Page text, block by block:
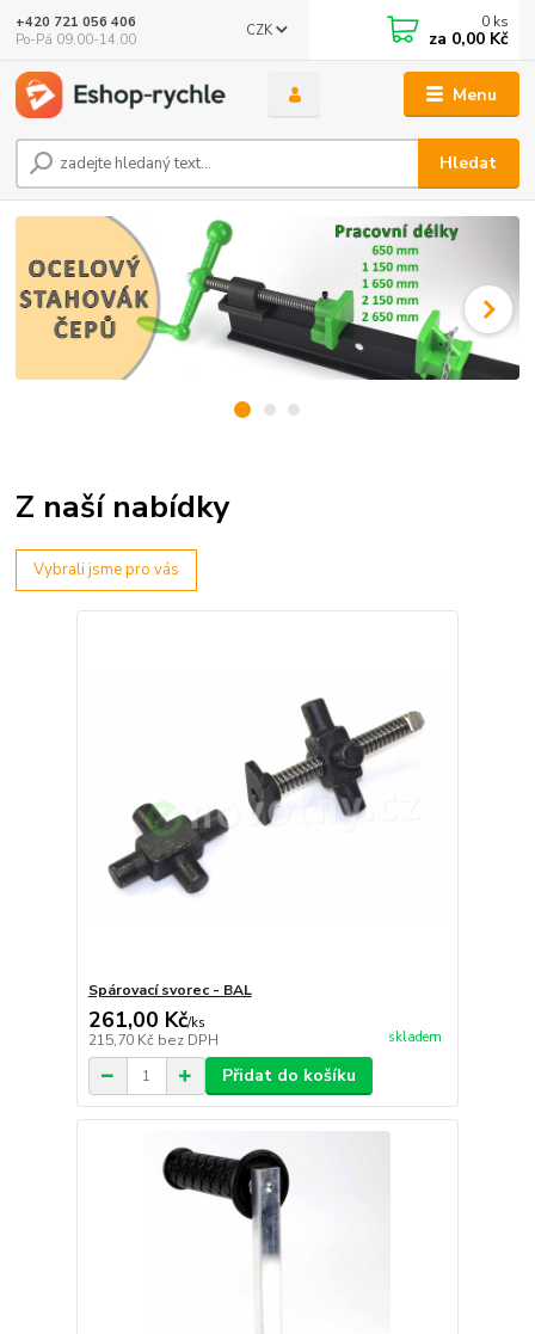
Menu
CZK
Hledat
+420 721 056 406
Po-Pá 09.00-14.00
0 ks
za 0,00 Kč
Z naší nabídky
Vybrali jsme pro vás
Spárovací svorec - BAL
261,00 Kč/ks
215,70 Kč bez DPH skladem
Přidat do košíku